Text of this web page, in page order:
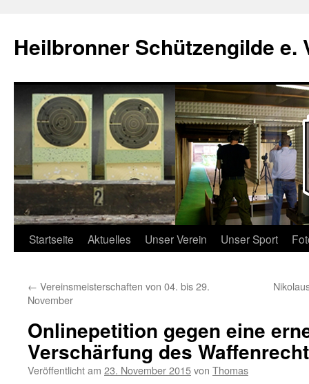
springen
Heilbronner Schützengilde e.
Startseite Aktuelles Unser Verein Unser Sport
← Vereinsmeisterschaften von 04. bis 29.
November
Onlinepetition gegen eine
Verschärfung des
Veröffentlicht am 23. November 2015von Thomas